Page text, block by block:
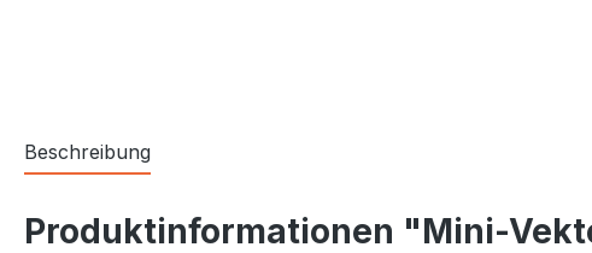
Beschreibung
Produktinformationen "Mini-